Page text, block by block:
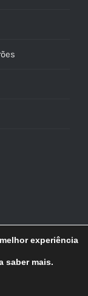
experiência
saber mais.